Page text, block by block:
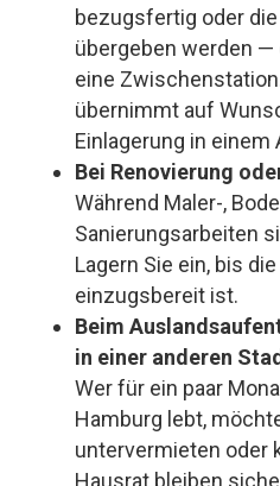
bezugsfertig oder
übergeben werden
eine
übernimmt auf
Einlagerung in einem
Bei Renovierung
Während Maler-,
Sanierungsarbeiten
Lagern Sie ein, bis
einzugsbereit ist.
Beim
in einer anderen
Wer für ein paar
Hamburg lebt,
untervermieten oder
Hausrat bleiben